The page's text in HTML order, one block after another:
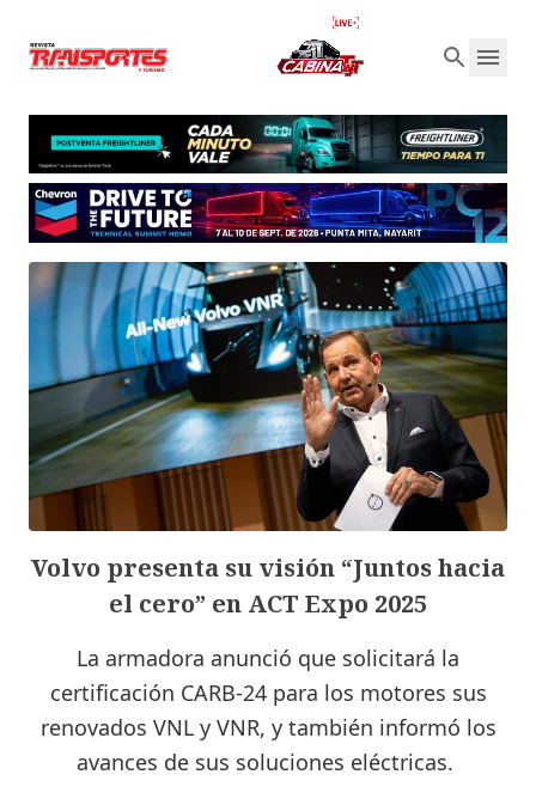
Volvo presenta su visión “Juntos hacia
el cero” en ACT Expo 2025
La armadora anunció que solicitará la
certificación CARB-24 para los motores sus
renovados VNL y VNR, y también informó los
avances de sus soluciones eléctricas.